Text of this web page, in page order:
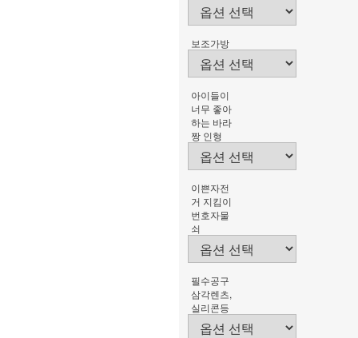
보조가방
아이들이
너무 좋아
하는 바라
짱 인형
이쁜자전
거 지킴이
번호자물
쇠
필수공구
삼각렌츠,
실리콘등